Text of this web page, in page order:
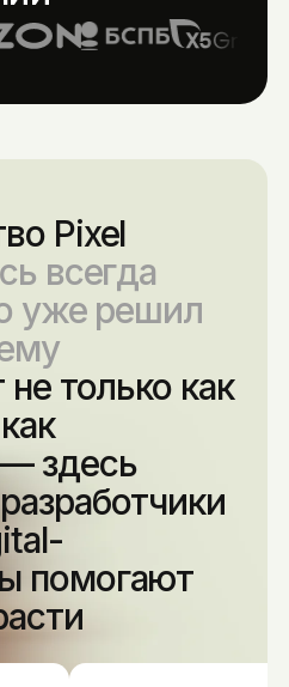
Pixel
всегда
уже решил
только как
здесь
помогают